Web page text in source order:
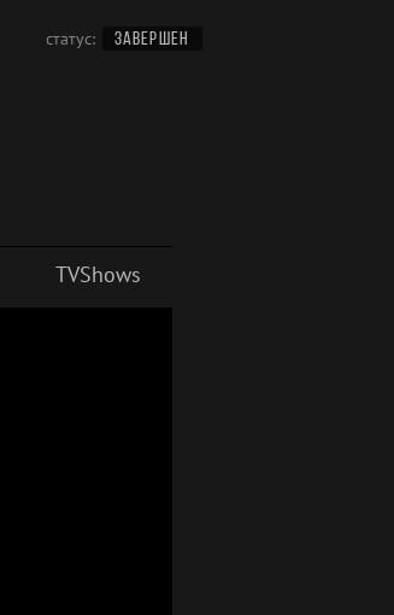
статус: ЗАВЕРШЕН
TVShows